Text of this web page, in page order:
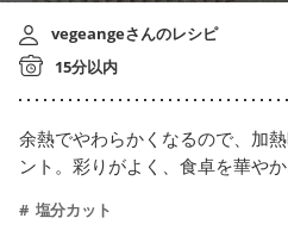
vegeangeさんのレシピ
15分以内
余熱でやわらかくなるので、加
ント。彩りがよく、食卓を華や
塩分カット